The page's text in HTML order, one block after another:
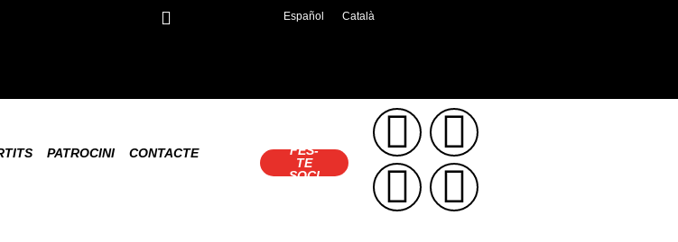
Español Català
PATROCINI
CONTACTE
FES-
TE
SOCI